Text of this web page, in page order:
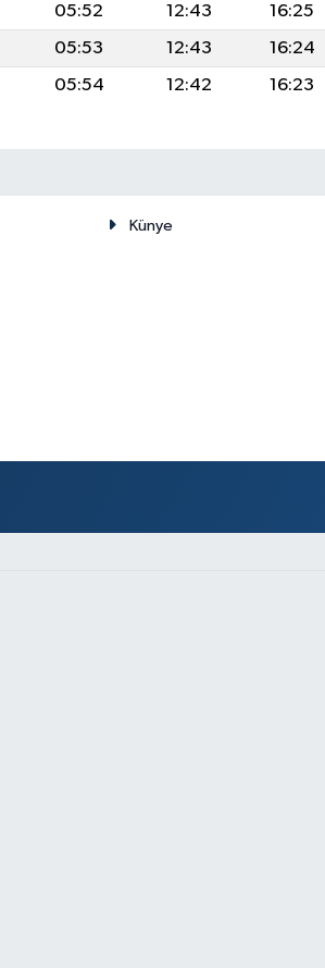
05:52 12:43 16:25
05:53 12:43 16:24
05:54 12:42 16:23
Künye